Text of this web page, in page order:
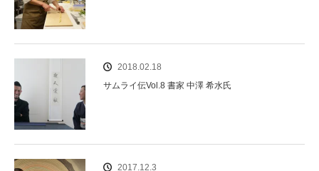
2018.02.18
サムライ伝Vol.8 書家 中澤 希水氏
2017.12.3